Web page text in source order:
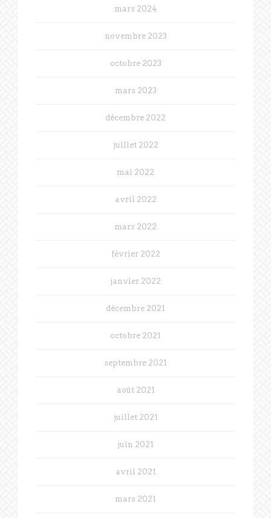
mars 2024
novembre 2023
octobre 2023
mars 2023
décembre 2022
juillet 2022
mai 2022
avril 2022
mars 2022
février 2022
janvier 2022
décembre 2021
octobre 2021
septembre 2021
août 2021
juillet 2021
juin 2021
avril 2021
mars 2021